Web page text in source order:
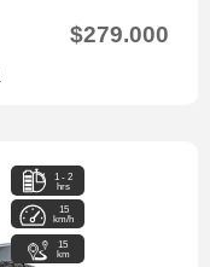
$279.000
1 - 2
hrs
15
km/h
15
km